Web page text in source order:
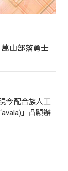
萬山部落勇士
今配合族人工
」凸顯辦